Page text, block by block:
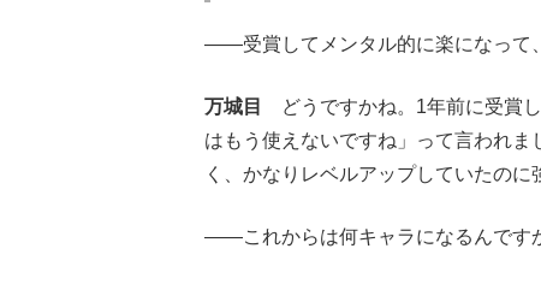
――受賞してメンタル的に楽になって
万城目
どうですかね。1年前に受賞
はもう使えないですね」って言われ
く、かなりレベルアップしていたのに
――これからは何キャラになるんです